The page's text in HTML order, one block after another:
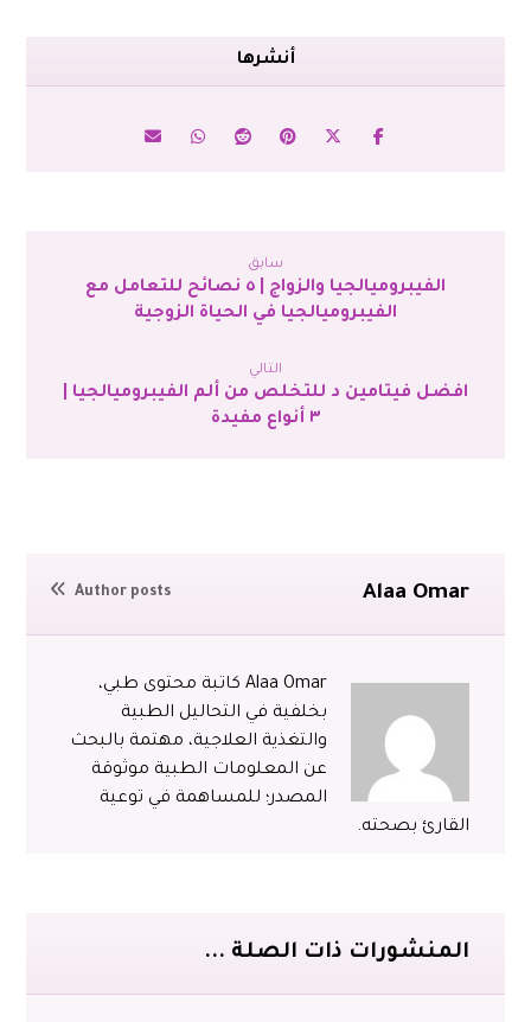
سابق
الفيبروميالجيا والزواج | ٥ نصائح للتعامل مع
الفيبروميالجيا في الحياة الزوجية
التالي
افضل فيتامين د للتخلص من ألم الفيبروميالجيا |
٣ أنواع مفيدة
Alaa Omar
Author posts
Alaa Omar كاتبة محتوى طبي،
بخلفية في التحاليل الطبية
والتغذية العلاجية، مهتمة بالبحث
عن المعلومات الطبية موثوقة
المصدر؛ للمساهمة في توعية
القارئ بصحته.
المنشورات ذات الصلة ...